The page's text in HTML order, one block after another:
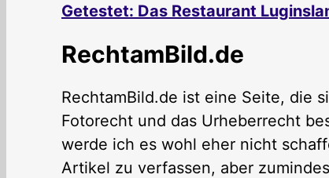
Getestet: Das Restaurant
RechtamBild.de
RechtamBild.de ist eine Seite, die
Fotorecht und das Urheberrecht
werde ich es wohl eher nicht
Artikel zu verfassen, aber